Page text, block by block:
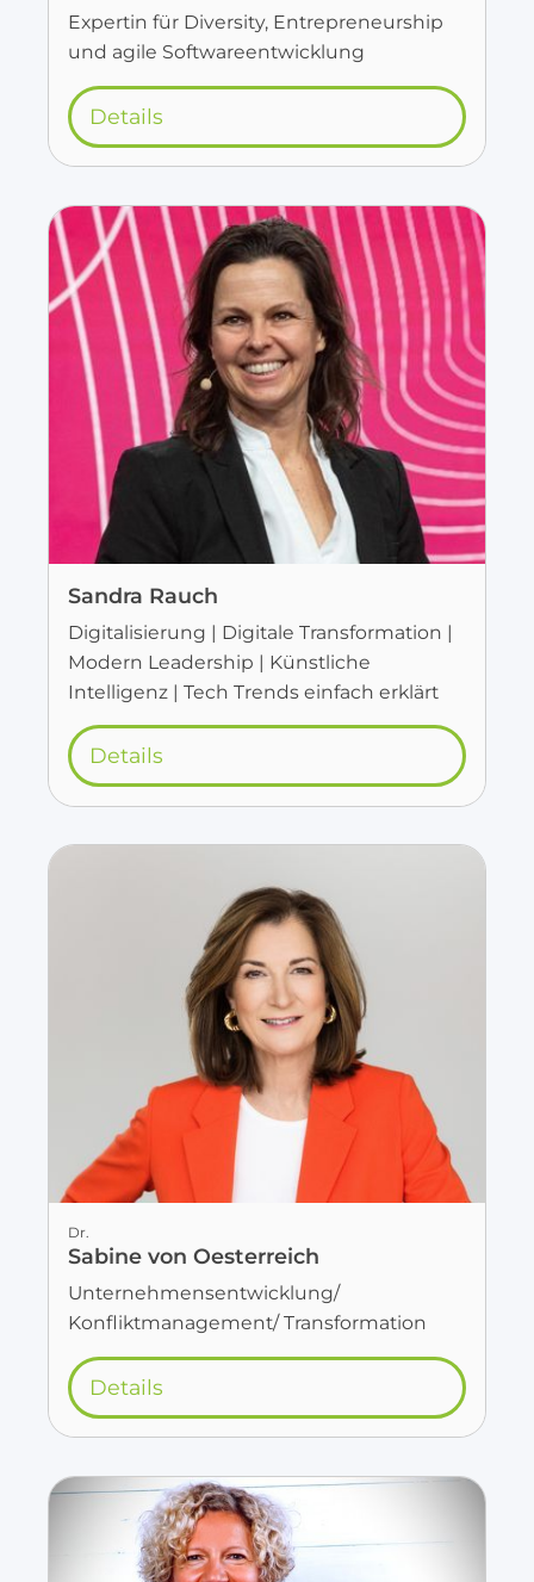
Expertin für Diversity, Entrepreneurship
und agile Softwareentwicklung
Details
Sandra Rauch
Digitalisierung | Digitale Transformation |
Modern Leadership | Künstliche
Intelligenz | Tech Trends einfach erklärt
Details
Dr.
Sabine von Oesterreich
Unternehmensentwicklung/
Konfliktmanagement/ Transformation
Details